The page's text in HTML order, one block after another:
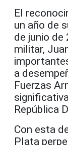
El
un año de
de junio de
militar,
a
Fuerzas
República
Con esta
Plata